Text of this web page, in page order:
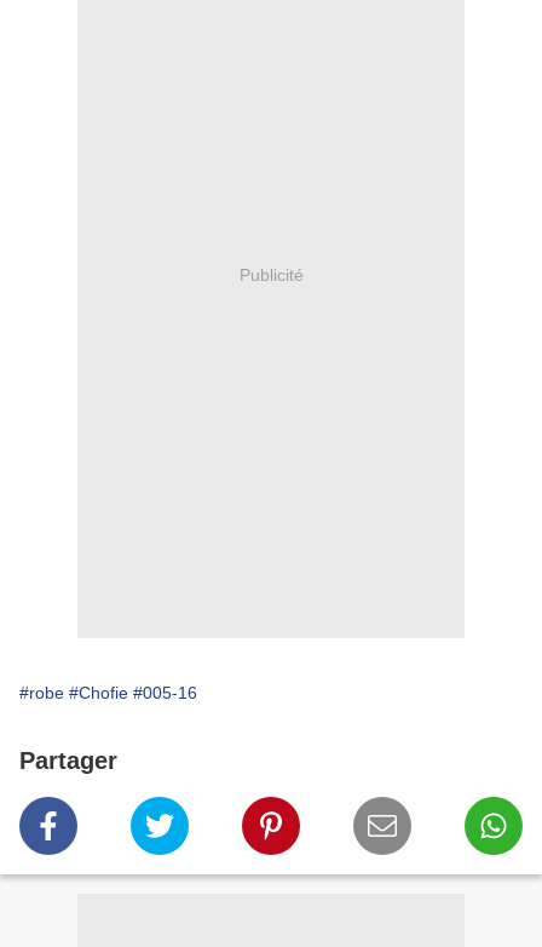
Publicité
#robe #Chofie #005-16
Partager